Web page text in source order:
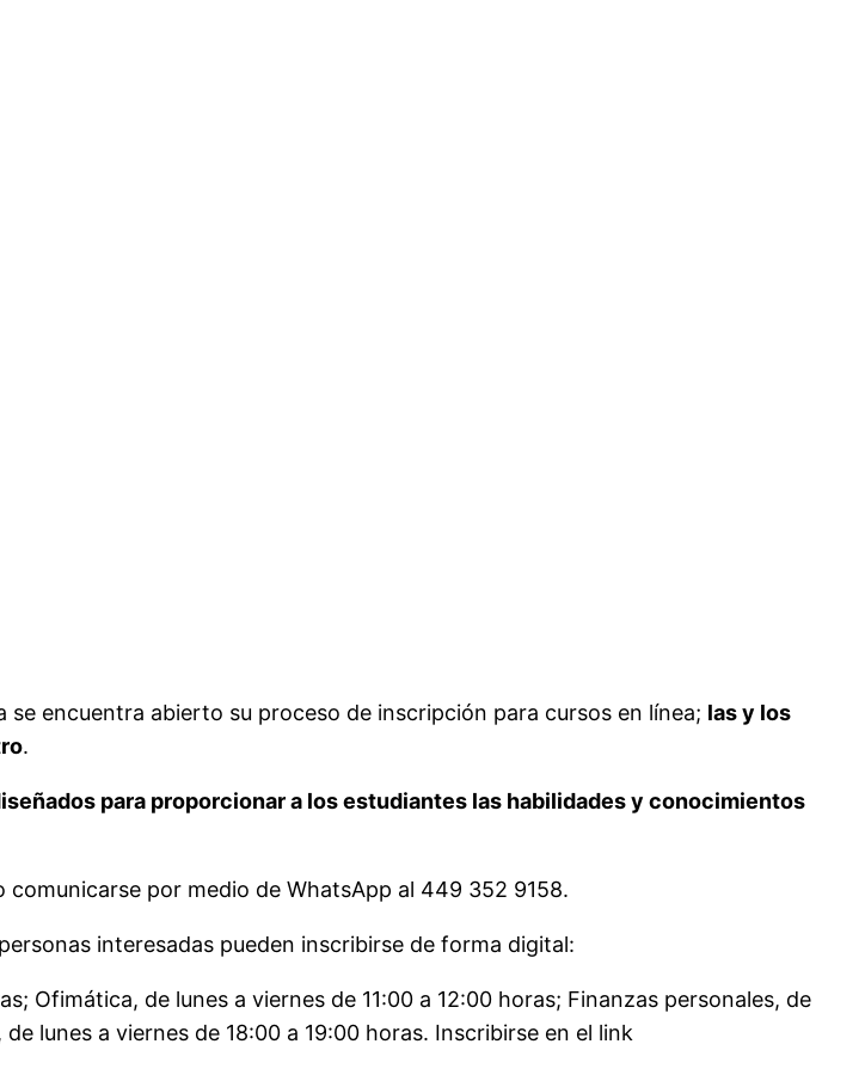
encuentra abierto su proceso de inscripción para cursos en línea; las y los
.
para proporcionar a los estudiantes las habilidades y conocimientos
comunicarse por medio de WhatsApp al 449 352 9158.
interesadas pueden inscribirse de forma digital:
Ofimática, de lunes a viernes de 11:00 a 12:00 horas; Finanzas personales, de
lunes a viernes de 18:00 a 19:00 horas. Inscribirse en el link